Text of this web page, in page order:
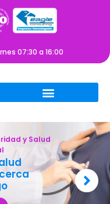
07:30 a 16:00
y Salud